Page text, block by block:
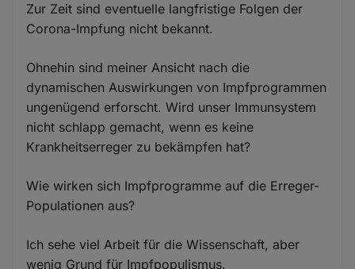
Zur Zeit sind eventuelle langfristige Folgen der
Corona-Impfung nicht bekannt.
Ohnehin sind meiner Ansicht nach die
dynamischen Auswirkungen von Impfprogrammen
ungenügend erforscht. Wird unser Immunsystem
nicht schlapp gemacht, wenn es keine
Krankheitserreger zu bekämpfen hat?
Wie wirken sich Impfprogramme auf die Erreger-
Populationen aus?
Ich sehe viel Arbeit für die Wissenschaft, aber
wenig Grund für Impfpopulismus.